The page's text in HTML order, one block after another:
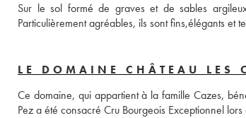
Sur le sol formé de graves et de sables
Particulièrement agréables, ils sont fins,élégants et
LE DOMAINE CHÂTEAU LES
Ce domaine, qui appartient à la famille Cazes,
Pez a été consacré Cru Bourgeois Exceptionnel